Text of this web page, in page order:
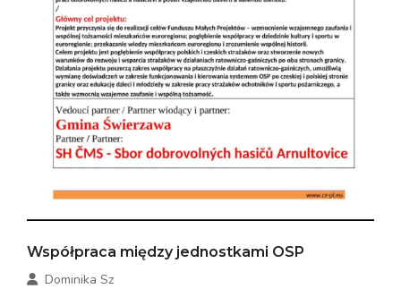
Współpraca między jednostkami OSP
Dominika Sz